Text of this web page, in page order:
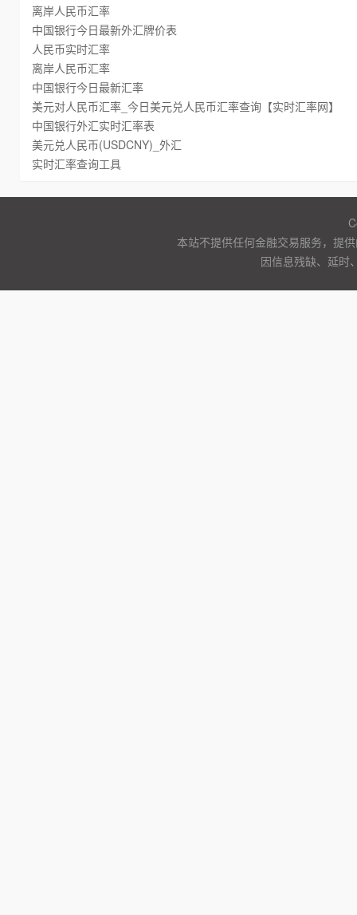
离岸人民币汇率
中国银行今日最新外汇牌价表
人民币实时汇率
离岸人民币汇率
中国银行今日最新汇率
美元对人民币汇率_今日美元兑人民币汇率查询【实时汇率网】
中国银行外汇实时汇率表
美元兑人民币(USDCNY)_外汇
实时汇率查询工具
本站不提供任何金融交易服务，提
因信息残缺、延时